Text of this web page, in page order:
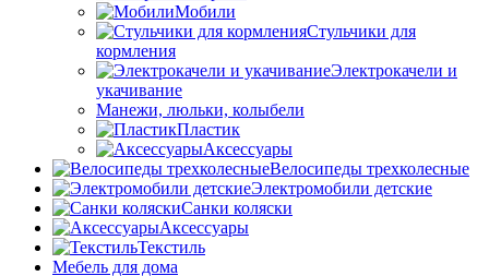
Мобили
Стульчики для
кормления
Электрокачели и
укачивание
Манежи, люльки, колыбели
Пластик
Аксессуары
Велосипеды трехколесные
Электромобили детские
Санки коляски
Аксессуары
Текстиль
Мебель для дома